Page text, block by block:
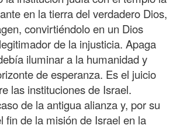
en la tierra del verdadero Dios,
convirtiéndolo en un Dios
de la injusticia. Apaga
iluminar a la humanidad y
de esperanza. Es el juicio
las instituciones de Israel.
de la antigua alianza y, por su
fin de la misión de Israel en la